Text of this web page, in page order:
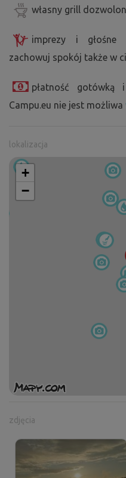
własny grill
imprezy i głośne
zachowuj spokój także w
płatność gotówką
Campu.eu nie jest możliwa
lokalizacja
+
−
zdjęcia